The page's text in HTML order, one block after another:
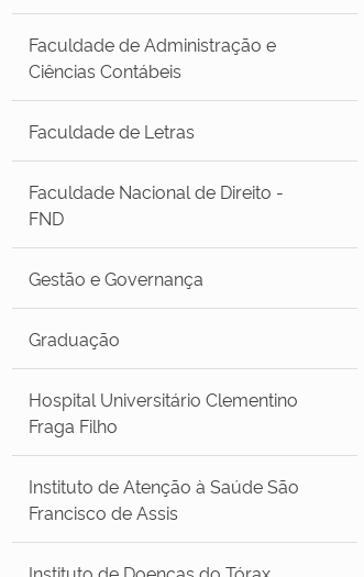
Faculdade de Administração e
Ciências Contábeis
Faculdade de Letras
Faculdade Nacional de Direito -
FND
Gestão e Governança
Graduação
Hospital Universitário Clementino
Fraga Filho
Instituto de Atenção à Saúde São
Francisco de Assis
Instituto de Doenças do Tórax